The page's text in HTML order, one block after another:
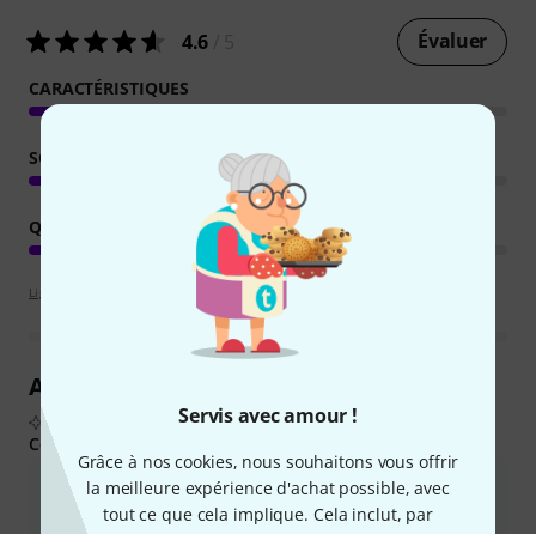
Servis avec amour !
Grâce à nos cookies, nous souhaitons vous offrir
la meilleure expérience d'achat possible, avec
tout ce que cela implique. Cela inclut, par
4.6 Évaluer
CARACTÉRISTIQUES
SON
QUALITÉ DE FABRICATION
Lignes directrices d'évaluation
Aperçu des avis clients
D'après les avis d'acheteurs réels, résumés par l'IA
Ce que les acheteurs ont aimé :
La qualité sonore est excellente, notamment grâce aux haut-
parleurs Celestion V30, qui offrent une excellente tonalité pour
différents genres musicaux.